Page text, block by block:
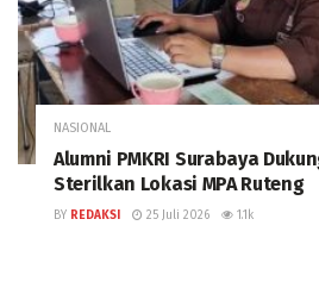
NASIONAL
Alumni PMKRI Surabaya
Sterilkan Lokasi MPA Ruteng
BY REDAKSI 25 Juli 2026 1.1k